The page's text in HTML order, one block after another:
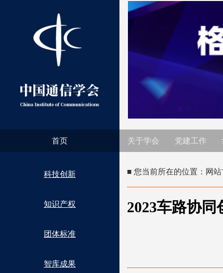
首页 关于学会 党建工作
科技创新
知识产权
团体标准
智库成果
■ 您当前所在的位置： 网
2023车路协